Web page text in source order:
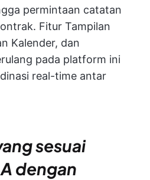
permintaan catatan
Fitur Tampilan
Kalender, dan
pada platform ini
real-time antar
sesuai
dengan